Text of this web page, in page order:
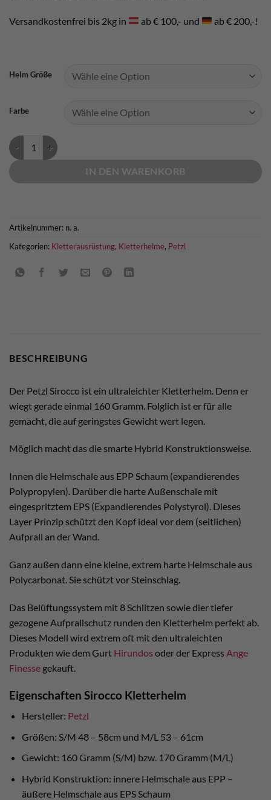
Versandkostenfrei bis 2kg in ab € 100,- und ab € 200,-!
Helm Größe
Farbe
Petzl Sirocco Menge
IN DEN WARENKORB
Artikelnummer: n. a.
Kategorien: Kletterausrüstung, Kletterhelme, Petzl
BESCHREIBUNG
Der Petzl Sirocco ist ein ultraleichter Kletterhelm. Denn er
wiegt gerade einmal 160 Gramm. Folglich ist er für alle
gemacht, die auf geringstes Gewicht wert legen.
Möglich macht das die smarte Hybrid Konstruktionsweise.
Innen die Helmschale aus EPP Schaum (expandierendes
Polypropylen). Darüber die harte Außenschale mit
eingespritztem EPS (Expandierendes Polystyrol). Dieses
Layer Prinzip schützt den Kopf ideal vor dem (seitlichen)
Aufprall an der Wand.
Ganz außen dann eine kleine, extrem harte Helmschale aus
Polycarbonat. Sie schützt vor Steinschlag.
Das Belüftungssystem mit 8 Schlitzen sowie dier tiefer
gezogene Aufprallschutz runden den Kletterhelm perfekt ab.
Dieses Modell wird extrem oft mit den ultraleichten
Produkten wie dem Gurt Hirundos oder der Express Ange
Finesse gekauft.
Eigenschaften Sirocco Kletterhelm
Hersteller: Petzl
Größen: S/M 48 – 58cm und M/L 53 – 61cm
Gewicht: 160 Gramm (S/M) bzw. 170 Gramm (M/L)
Hybrid Konstruktion: innere Helmschale aus EPP –
äußere Helmschale aus EPS Schaum